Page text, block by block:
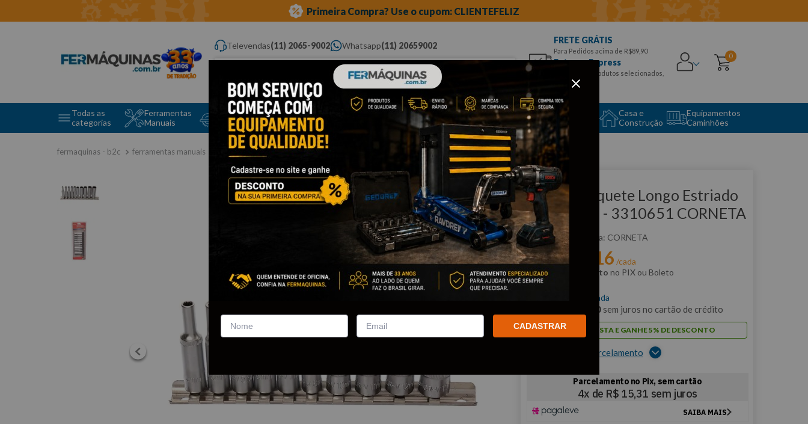
Primeira Compra? Use o cupom: CLIENTEFELIZ
Televendas(11) 2065-9002 Whatsapp(11) 20659002
Digite aqui o que você procura...
FRETE GRÁTIS
Para Pedidos acima de R$89,90
Entrega Express
para CEPS e produtos selecionados,
Aproveite!
0
Todas as
categorias
Ferramentas
Manuais
Ferramentas Elétricas
e Máquinas
Ferramentas
Ferramentas
Automotivas Especiais
Equipamento
Auto Center
Casa e
Construção
Equipamentos
Caminhões
ferramentas manuais jogo de soquetes encaixe um quarto
Clique e veja!
Jogo de Soquete Longo Estriado
1/4" 10Pçs - 3310651 CORNETA
:3310651 CORNETA
Por:R$ 16 /cada
com5% de desconto no PIX ou Boleto
/cada
20sem juros no cartão de crédito
PAGUE À VISTA E GANHE 5% DE DESCONTO
Ver opções de parcelamento
CADASTRAR